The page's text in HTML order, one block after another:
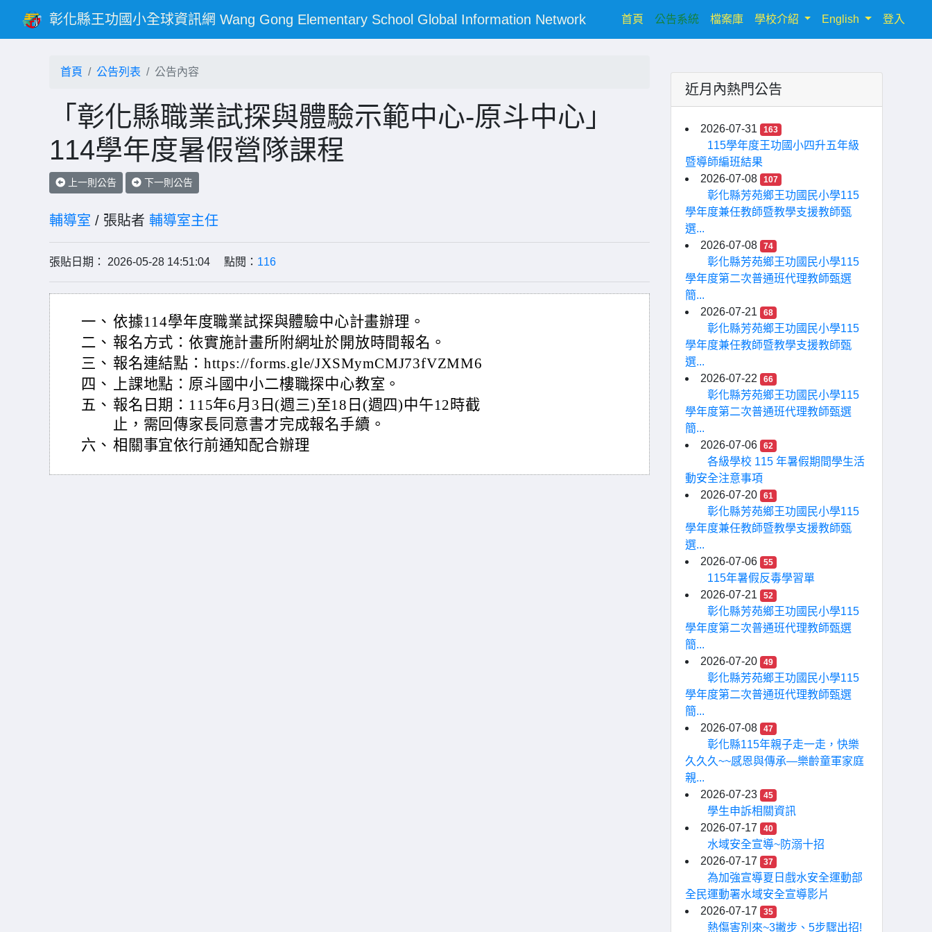
彰化縣王功國小全球資訊網 Wang Gong Elementary School Global Information Network 首頁(current)
公告系統 檔案庫 學校介紹 English 登入
首頁 公告列表 公告內容
「彰化縣職業試探與體驗示範中心-原斗中心」
114學年度暑假營隊課程
上一則公告 下一則公告
輔導室 / 張貼者 輔導室主任
張貼日期： 2026-05-28 14:51:04 點閱： 116
一、 依據114學年度職業試探與體驗中心計畫辦理。
二、 報名方式：依實施計畫所附網址於開放時間報名。
三、 報名連結點：https://forms.gle/JXSMymCMJ73fVZMM6
四、
上課地點：原斗國中小二樓職探中心教室。
五、 報名日期：115年6月3日(週三)至18日(週四)中午12時截
止，需回傳家長同意書才完成報名手續。
六、 相關事宜依行前通知配合辦理
近月內熱門公告
2026-07-31 163
115學年度王功國小四升五年級
暨導師編班結果
2026-07-08
107
彰化縣芳苑鄉王功國民小學115
學年度兼任教師暨教學支援教師甄
選...
2026-07-08
74
彰化縣芳苑鄉王功國民小學115
學年度第二次普通班代理教師甄選
簡...
2026-07-21
68
彰化縣芳苑鄉王功國民小學115
學年度兼任教師暨教學支援教師甄
選...
2026-07-22
66
彰化縣芳苑鄉王功國民小學115
學年度第二次普通班代理教師甄選
簡...
2026-07-06
62
各級學校 115 年暑假期間學生活
動安全注意事項
2026-07-20
61
彰化縣芳苑鄉王功國民小學115
學年度兼任教師暨教學支援教師甄
選...
2026-07-06
55
115年暑假反毒學習單
2026-07-21
52
彰化縣芳苑鄉王功國民小學115
學年度第二次普通班代理教師甄選
簡...
2026-07-20
49
彰化縣芳苑鄉王功國民小學115
學年度第二次普通班代理教師甄選
簡...
2026-07-08
47
彰化縣115年親子走一走，快樂
久久久~~感恩與傳承—樂齡童軍家庭
親...
2026-07-23
45
學生申訴相關資訊
2026-07-17
40
水域安全宣導~防溺十招
2026-07-17
37
為加強宣導夏日戲水安全運動部
全民運動署水域安全宣導影片
2026-07-17
35
熱傷害別來~3撇步、5步驟出招!